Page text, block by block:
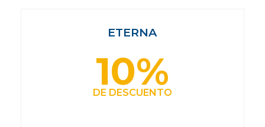
ETERNA
10%
DE DESCUENTO